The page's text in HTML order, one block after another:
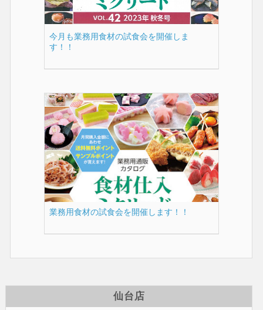
今月も業務用食材の試食会を開催しま
す！！
業務用食材の試食会を開催します！！
仙台店